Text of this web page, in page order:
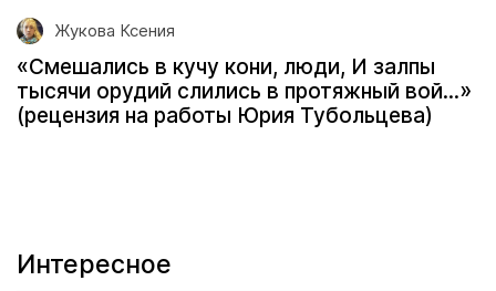
Жукова Ксения
«Смешались в кучу кони, люди, И залпы
тысячи орудий слились в протяжный вой...»
(рецензия на работы Юрия Тубольцева)
Интересное